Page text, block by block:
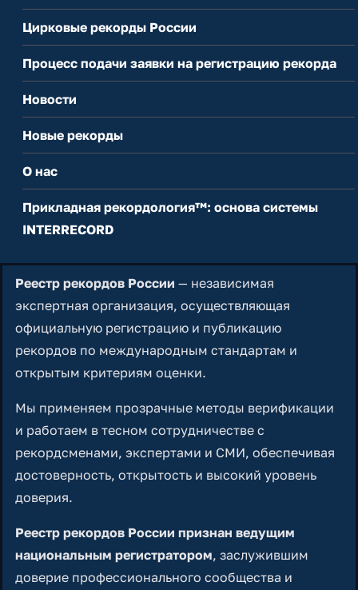
Цирковые рекорды России
Процесс подачи заявки на регистрацию рекорда
Новости
Новые рекорды
О нас
Прикладная рекордология™: основа системы
INTERRECORD
Реестр рекордов России — независимая
экспертная организация, осуществляющая
официальную регистрацию и публикацию
рекордов по международным стандартам и
открытым критериям оценки.
Мы применяем прозрачные методы верификации
и работаем в тесном сотрудничестве с
рекордсменами, экспертами и СМИ, обеспечивая
достоверность, открытость и высокий уровень
доверия.
Реестр рекордов России признан ведущим
национальным регистратором, заслужившим
доверие профессионального сообщества и